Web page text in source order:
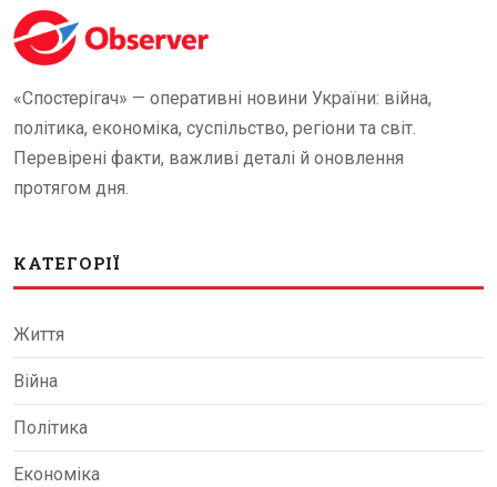
«Спостерігач» — оперативні новини України: війна,
політика, економіка, суспільство, регіони та світ.
Перевірені факти, важливі деталі й оновлення
протягом дня.
КАТЕГОРІЇ
Життя
Війна
Політика
Економіка